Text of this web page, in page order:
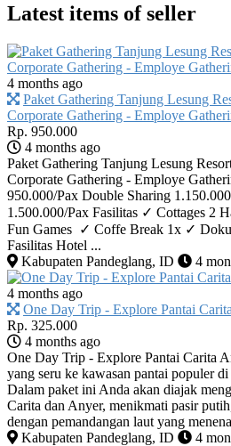
Latest items of seller
4 months ago
Paket Gathering Tanjung Lesung
Corporate Gathering - Employe
Rp. 950.000
4 months ago
Paket Gathering Tanjung Lesung
Corporate Gathering - Employe
950.000/Pax Double Sharing
1.500.000/Pax Fasilitas ✓ Cottages 2
⁠Fun Games ✓ ⁠Coffe Break 1x ✓
⁠Fasilitas Hotel ...
Kabupaten Pandeglang, ID
4
4 months ago
One Day Trip - Explore Pantai
Rp. 325.000
4 months ago
One Day Trip - Explore Pantai Carita
yang seru ke kawasan pantai populer
Dalam paket ini Anda akan diajak
Carita dan Anyer, menikmati pasir
dengan pemandangan laut yang
Kabupaten Pandeglang, ID
4